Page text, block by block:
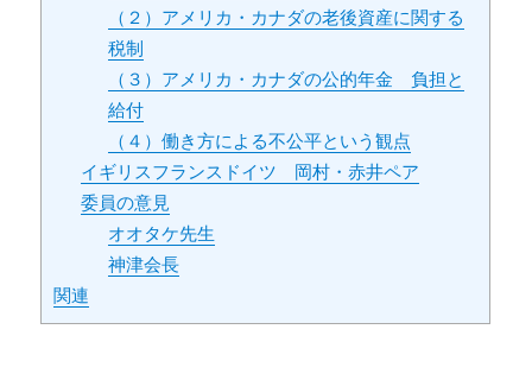
（２）アメリカ・カナダの老後資産に関する
税制
（３）アメリカ・カナダの公的年金 負担と
給付
（４）働き方による不公平という観点
イギリスフランスドイツ 岡村・赤井ペア
委員の意見
オオタケ先生
神津会長
関連